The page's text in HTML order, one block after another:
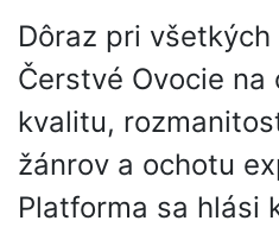
Dôraz pri
Čerstvé Ovocie na
kvalitu,
žánrov a ochotu
Platforma sa hlási